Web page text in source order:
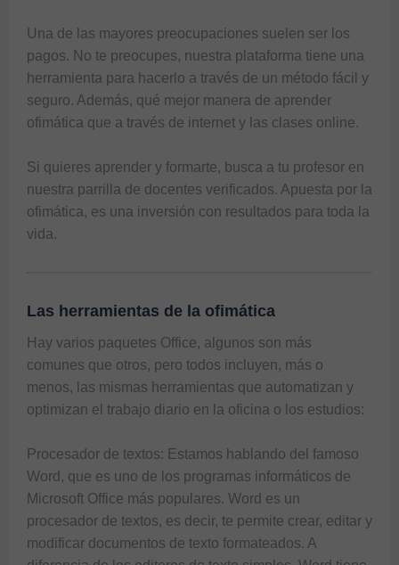
Una de las mayores preocupaciones suelen ser los
pagos. No te preocupes, nuestra plataforma tiene una
herramienta para hacerlo a través de un método fácil y
seguro. Además, qué mejor manera de aprender
ofimática que a través de internet y las clases online.
Si quieres aprender y formarte, busca a tu profesor en
nuestra parrilla de docentes verificados. Apuesta por la
ofimática, es una inversión con resultados para toda la
vida.
Las herramientas de la ofimática
Hay varios paquetes Office, algunos son más
comunes que otros, pero todos incluyen, más o
menos, las mismas herramientas que automatizan y
optimizan el trabajo diario en la oficina o los estudios:
Procesador de textos: Estamos hablando del famoso
Word, que es uno de los programas informáticos de
Microsoft Office más populares. Word es un
procesador de textos, es decir, te permite crear, editar y
modificar documentos de texto formateados. A